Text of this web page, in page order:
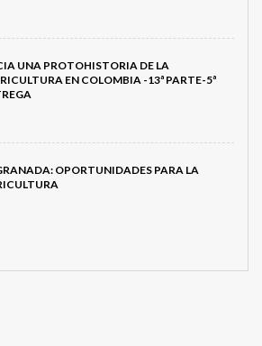
UNA PROTOHISTORIA DE LA
EN COLOMBIA -13ª PARTE-5ª
OPORTUNIDADES PARA LA